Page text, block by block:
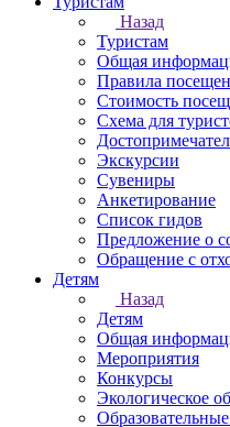
Назад
Туристам
Общая
Правила
Стоимость
Схема для
Экскурсии
Сувениры
Анкетирование
Список гидов
Предложение о
Обращение с
Детям
Назад
Детям
Общая
Мероприятия
Конкурсы
Экологическое